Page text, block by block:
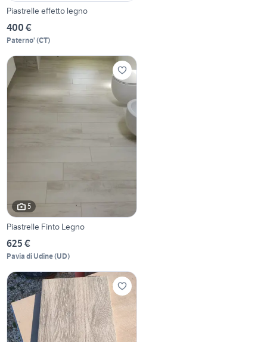
Piastrelle effetto legno
400 €
Paterno' (CT)
5
Piastrelle Finto Legno
625 €
Pavia di Udine(UD)